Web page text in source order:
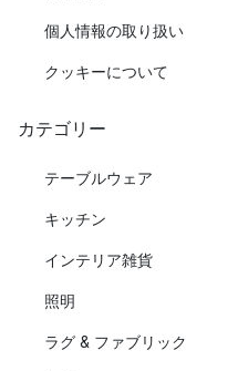
個人情報の取り扱い
クッキーについて
カテゴリー
テーブルウェア
キッチン
インテリア雑貨
照明
ラグ & ファブリック